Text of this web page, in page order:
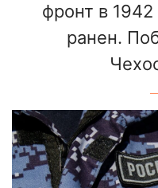
фронт в
ранен.